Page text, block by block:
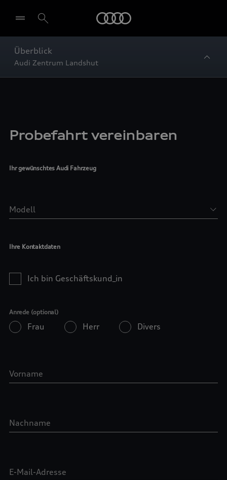
Überblick
Audi Zentrum Landshut